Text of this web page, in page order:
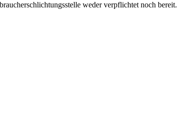
weder verpflichtet noch bereit.